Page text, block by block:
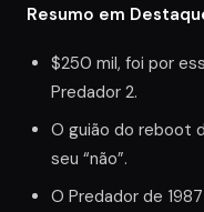
Resumo em
$250 mil, foi por
Predador 2.
O guião do reboot
seu “não”.
O Predador de